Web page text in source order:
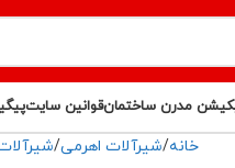
مدرن ساختمانقوانین سایت
خانه شیرآلات اهرمی